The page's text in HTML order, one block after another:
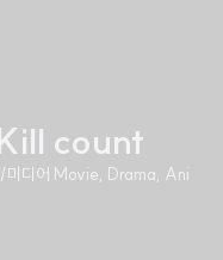
count
디어 Movie, Drama, Ani